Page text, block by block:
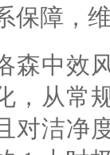
保障，
森中效
，从常
对洁净